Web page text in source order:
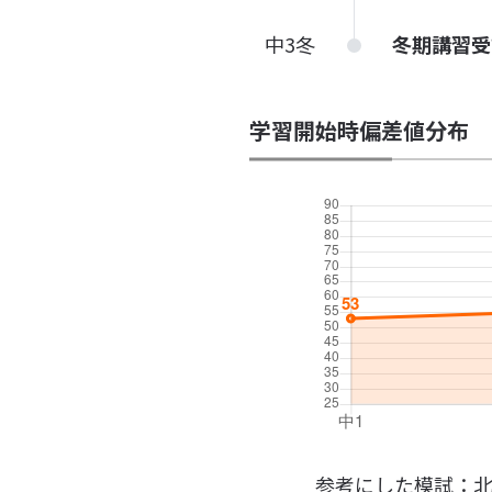
中3冬 冬期講習
学習開始時偏差値分布
参考にした模試：